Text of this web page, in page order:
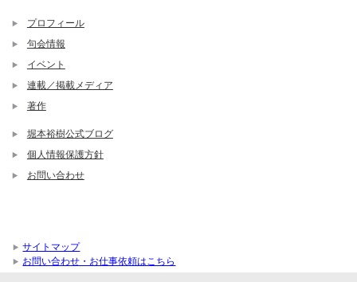
プロフィール
句会情報
イベント
連載／掲載メディア
著作
堀本裕樹公式ブログ
個人情報保護方針
お問い合わせ
サイトマップ
お問い合わせ・お仕事依頼はこちら